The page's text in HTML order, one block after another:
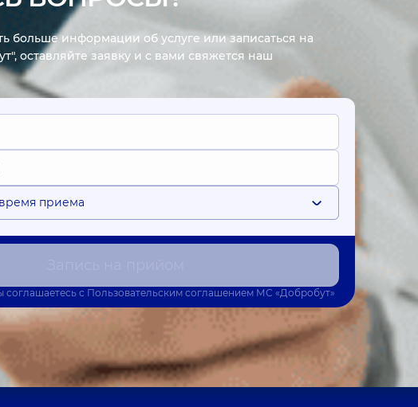
больше информации об услуге или записаться на
оставляйте заявку и с вами свяжется наш
приема
соглашаетесь с Пользовательским соглашениемМС «Добробут»